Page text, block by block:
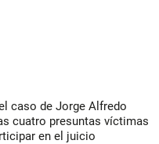
caso de Jorge Alfredo
cuatro presuntas víctimas
en el juicio